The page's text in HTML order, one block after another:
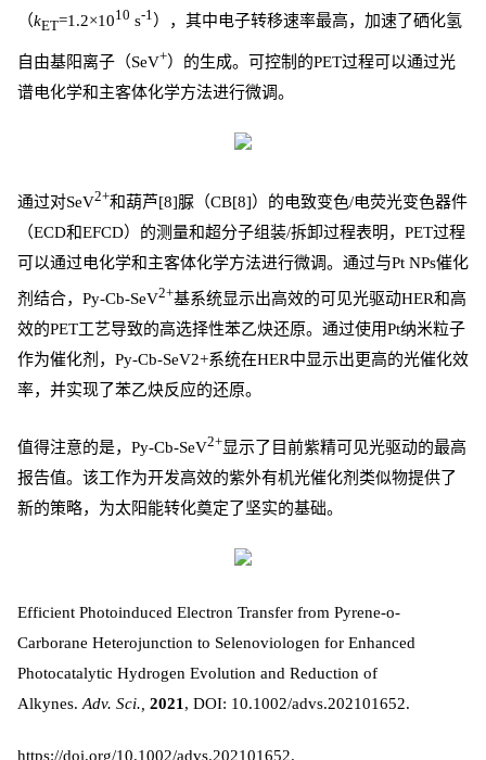
（kET=1.2×1010 s-1 ），其中电子转移速率最高，加速了硒化氢
自由基阳离子（SeV+）的生成。可控制的PET过程可以通过光
谱电化学和主客体化学方法进行微调。
通过对SeV2+和葫芦[8]脲（CB[8]）的电致变色/电荧光变色器件
（ECD和EFCD）的测量和超分子组装/拆卸过程表明，PET过程
可以通过电化学和主客体化学方法进行微调。通过与Pt NPs催化
剂结合，Py-Cb-SeV2+基系统显示出高效的可见光驱动HER和高
效的PET工艺导致的高选择性苯乙炔还原。通过使用Pt纳米粒子
作为催化剂，Py-Cb-SeV2+系统在HER中显示出更高的光催化效
率，并实现了苯乙炔反应的还原。
值得注意的是，Py-Cb-SeV2+显示了目前紫精可见光驱动的最高
报告值。该工作为开发高效的紫外有机光催化剂类似物提供了
新的策略，为太阳能转化奠定了坚实的基础。
Efficient Photoinduced Electron Transfer from Pyrene-o-
Carborane Heterojunction to Selenoviologen for Enhanced
Photocatalytic Hydrogen Evolution and Reduction of
Alkynes. Adv. Sci., 2021 , DOI: 10.1002/advs.202101652.
https://doi.org/10.1002/advs.202101652.